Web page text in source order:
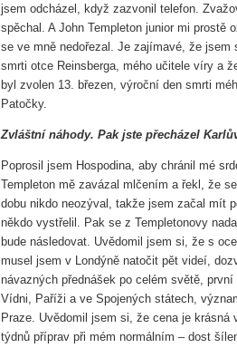
jsem odcházel, když zazvonil telefon.
spěchal. A John Templeton junior mi
se ve mně nedořezal. Je zajímavé, že
smrti otce Reinsberga, mého učitele víry a
byl zvolen 13. březen, výroční den smrti
Patočky.
Zvláštní náhody. Pak jste přecházel
Poprosil jsem Hospodina, aby chránil mé
Templeton mě zavázal mlčením a řekl, že
dobu nikdo neozýval, takže jsem začal mít
někdo vystřelil. Pak se z Templetonovy
bude následovat. Uvědomil jsem si, že s
musel jsem v Londýně natočit pět videí,
návazných přednášek po celém světě,
Vídni, Paříži a ve Spojených státech,
Praze. Uvědomil jsem si, že cena je
týdnů příprav při mém normálním – dost